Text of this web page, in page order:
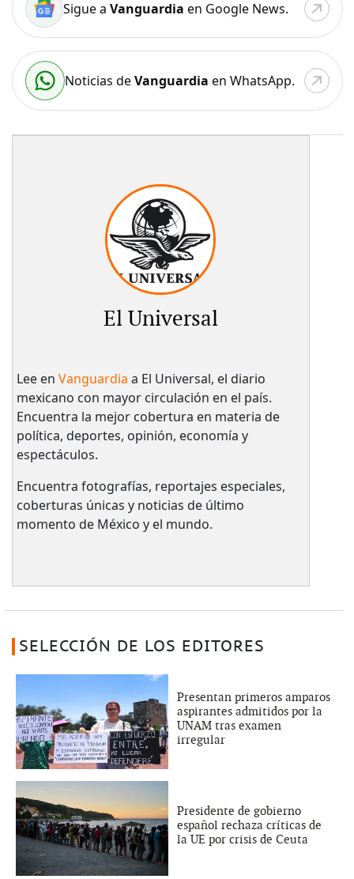
Sigue a Vanguardia en Google News.
Noticias deVanguardia en WhatsApp.
El Universal
Lee en Vanguardia a El Universal, el diario
mexicano con mayor circulación en el país.​
Encuentra la mejor cobertura en materia de
política, deportes, opinión, economía y
espectáculos.
Encuentra fotografías, reportajes especiales,
coberturas únicas y noticias de último
momento de México y el mundo.
SELECCIÓN DE LOS EDITORES
Presentan primeros amparos
aspirantes admitidos por la
UNAM tras examen
irregular
Presidente de gobierno
español rechaza críticas de
la UE por crisis de Ceuta